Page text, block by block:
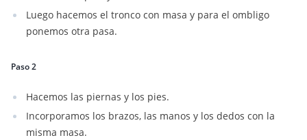
Luego hacemos el tronco con masa y para el ombligo
ponemos otra pasa.
Paso 2
Hacemos las piernas y los pies.
Incorporamos los brazos, las manos y los dedos con la
misma masa.